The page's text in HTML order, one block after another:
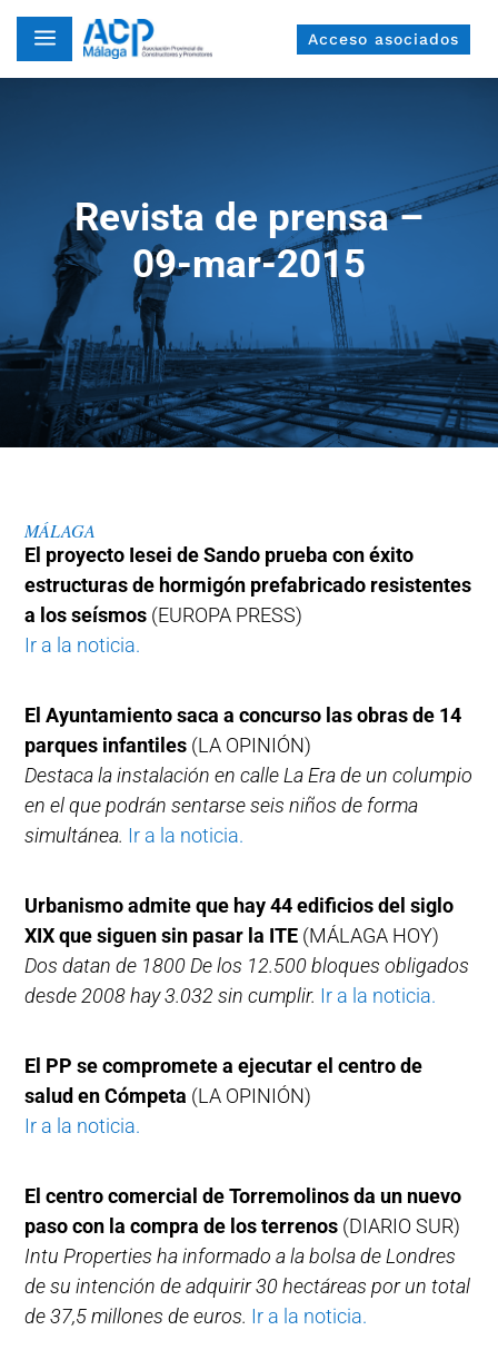
a Acceso asociados
Revista de prensa –
09-mar-2015
MÁLAGA
El proyecto Iesei de Sando prueba con éxito
estructuras de hormigón prefabricado resistentes
a los seísmos (EUROPA PRESS)
Ir a la noticia.
El Ayuntamiento saca a concurso las obras de 14
parques infantiles (LA OPINIÓN)
Destaca la instalación en calle La Era de un columpio
en el que podrán sentarse seis niños de forma
simultánea. Ir a la noticia.
Urbanismo admite que hay 44 edificios del siglo
XIX que siguen sin pasar la ITE (MÁLAGA HOY)
Dos datan de 1800 De los 12.500 bloques obligados
desde 2008 hay 3.032 sin cumplir. Ir a la noticia.
El PP se compromete a ejecutar el centro de
salud en Cómpeta (LA OPINIÓN)
Ir a la noticia.
El centro comercial de Torremolinos da un nuevo
paso con la compra de los terrenos (DIARIO SUR)
Intu Properties ha informado a la bolsa de Londres
de su intención de adquirir 30 hectáreas por un total
de 37,5 millones de euros. Ir a la noticia.